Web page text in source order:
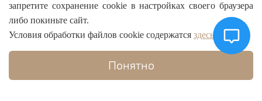
О магазине
Информация
запретите сохранение cookie в настройках своего браузера
либо покиньте сайт.
Условия обработки файлов cookie содержатся здесь
Понятно